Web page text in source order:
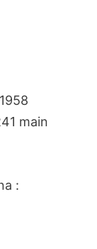
main
: